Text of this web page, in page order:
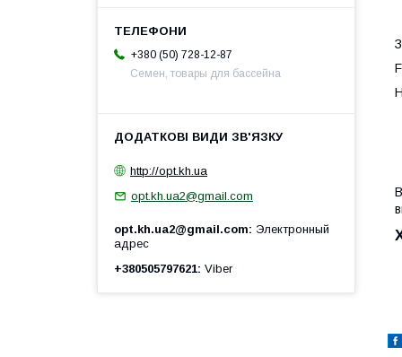
+380 (50) 728-12-87
Семен, товары для бассейна
http://opt.kh.ua
opt.kh.ua2@gmail.com
opt.kh.ua2@gmail.com
Электронный
адрес
+380505797621 Viber